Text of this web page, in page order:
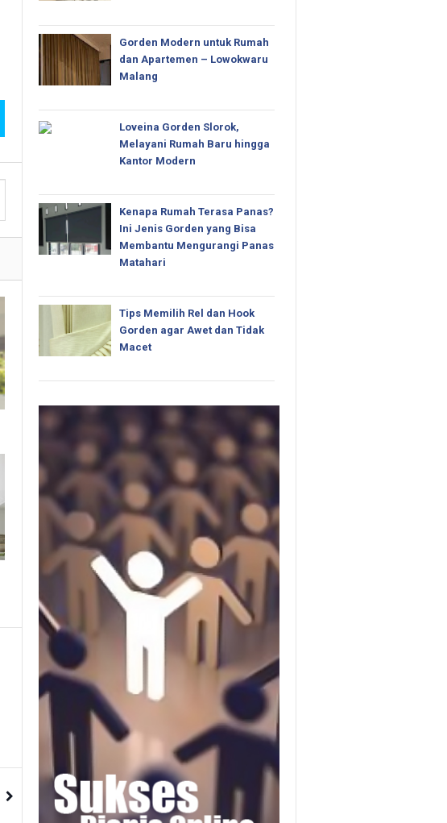
Gorden Modern untuk Rumah
dan Apartemen – Lowokwaru
Malang
Loveina Gorden Slorok,
Melayani Rumah Baru hingga
Kantor Modern
Kenapa Rumah Terasa Panas?
Ini Jenis Gorden yang Bisa
Membantu Mengurangi Panas
Matahari
Tips Memilih Rel dan Hook
Gorden agar Awet dan Tidak
Macet